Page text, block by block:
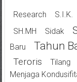
Research S.I.K.
SH.MH Sidak
Baru
Tahun
Teroris
Tilang
Menjaga